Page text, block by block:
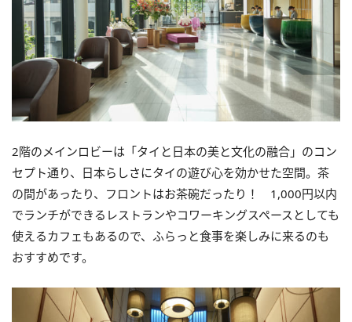
2階のメインロビーは「タイと⽇本の美と⽂化の融合」のコン
セプト通り、日本らしさにタイの遊び心を効かせた空間。茶
の間があったり、フロントはお茶碗だったり！ 1,000円以内
でランチができるレストランやコワーキングスペースとしても
使えるカフェもあるので、ふらっと食事を楽しみに来るのも
おすすめです。